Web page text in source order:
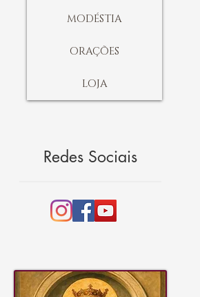
MODÉSTIA
ORAÇÕES
LOJA
Redes Sociais